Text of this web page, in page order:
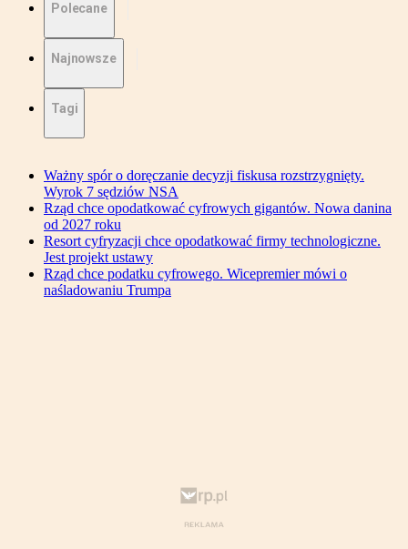
Polecane
Najnowsze
Tagi
Ważny spór o doręczanie decyzji fiskusa rozstrzygnięty.
Wyrok 7 sędziów NSA
Rząd chce opodatkować cyfrowych gigantów. Nowa danina
od 2027 roku
Resort cyfryzacji chce opodatkować firmy technologiczne.
Jest projekt ustawy
Rząd chce podatku cyfrowego. Wicepremier mówi o
naśladowaniu Trumpa